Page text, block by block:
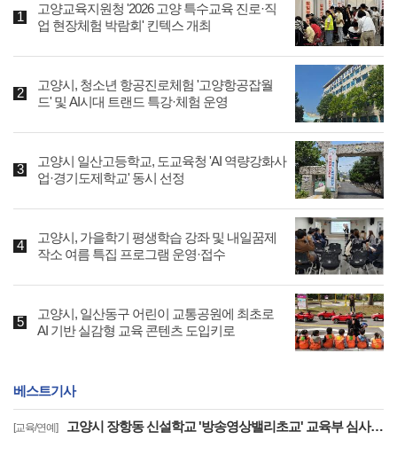
고양교육지원청 '2026 고양 특수교육 진로·직
업 현장체험 박람회' 킨텍스 개최
고양시, 청소년 항공진로체험 '고양항공잡월
드' 및 AI시대 트랜드 특강·체험 운영
고양시 일산고등학교, 도교육청 'AI 역량강화사
업·경기도제학교' 동시 선정
고양시, 가을학기 평생학습 강좌 및 내일꿈제
작소 여름 특집 프로그램 운영·접수
고양시, 일산동구 어린이 교통공원에 최초로
AI 기반 실감형 교육 콘텐츠 도입키로
베스트기사
[교육/연예] 고양시 장항동 신설학교 '방송영상밸리초교' 교육부 심사 통과··2030년 개교